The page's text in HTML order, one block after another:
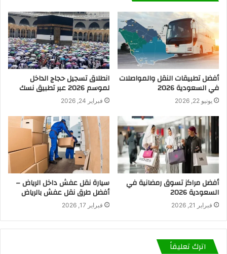
أفضل تطبيقات النقل والمواصلات
في السعودية 2026
يونيو 22, 2026
انطلاق تسجيل حجاج الداخل
لموسم 2026 عبر تطبيق نسك
فبراير 24, 2026
أفضل مراكز تسوق رمضانية في
السعودية 2026
فبراير 21, 2026
سيارة نقل عفش داخل الرياض –
أفضل طرق نقل عفش بالرياض
فبراير 17, 2026
اترك تعليقاً